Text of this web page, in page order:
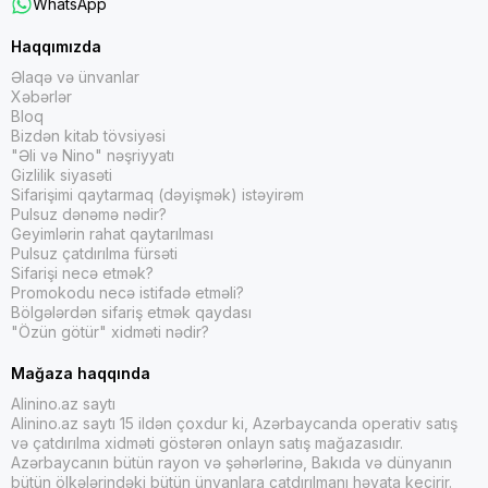
həmçinin sevimli Disney personajlarının mini fiqurları
Lego Disney dəstlərinin bu qədər populyar olmasının
səbəblərindən biri də onların uşaqların sevimli Disney
hekayələri və personajlarına yer verməsidir. Uşaqlar mini
fiqurlardan və lego bloklarından istifadə edərək öz
hekayələrini canlandıra və ya filmlərdən səhnələri
canlandıra bilərlər. Bu tip təsəvvürlü oyun təkcə əyləncə
deyil, həm də uşaqların yaradıcılıq və problem həll etmə
bacarıqlarını inkişaf etdirməyə kömək edir.
Lego Friends:
tutulmuşdur və uydurma Heartlake City şəhərində yaşayan
beş dostdan ibarət qrup ətrafında cəmlənmişdir. Bu
dəstlərdə heyvanların xilas edilməsi, çörək bişirmə və
düşərgə kimi müxtəlif mövzular var. Hər bir dəstdə beş
dostun mini fiqurları, eləcə də uşaqlara öz hekayələrini
yaratmağa imkan verən bir sıra aksesuarlar və parametrlər
WhatsApp
Haqqımızda
Əlaqə və ünvanlar
Xəbərlər
Bloq
Bizdən kitab tövsiyəsi
"Əli və Nino" nəşriyyatı
Gizlilik siyasəti
Sifarişimi qaytarmaq (dəyişmək) istəyirəm
Pulsuz dənəmə nədir?
Geyimlərin rahat qaytarılması
Pulsuz çatdırılma fürsəti
Sifarişi necə etmək?
Promokodu necə istifadə etməli?
Bölgələrdən sifariş etmək qaydası
"Özün götür" xidməti nədir?
Mağaza haqqında
Alinino.az saytı
Alinino.az saytı 15 ildən çoxdur ki, Azərbaycanda operativ satış
və çatdırılma xidməti göstərən onlayn satış mağazasıdır.
Azərbaycanın bütün rayon və şəhərlərinə, Bakıda və dünyanın
bütün ölkələrindəki bütün ünvanlara çatdırılmanı həyata keçirir.